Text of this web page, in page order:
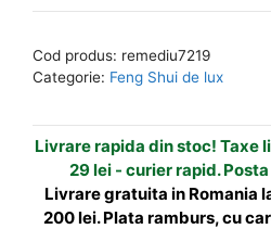
Luk
Sau
e
n
t
i
Cod produs: remediu7219
Categorie: Feng Shui de lux
Livrare rapida din stoc! Taxe
29 lei - curier rapid.
Livrare gratuita in Romania
200 lei. Plata ramburs, cu